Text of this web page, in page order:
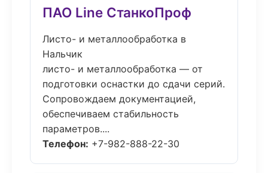
ПАО Line СтанкоПроф
Листо- и металлообработка в
Нальчик
листо- и металлообработка — от
подготовки оснастки до сдачи серий.
Сопровождаем документацией,
обеспечиваем стабильность
параметров....
Телефон: +7-982-888-22-30